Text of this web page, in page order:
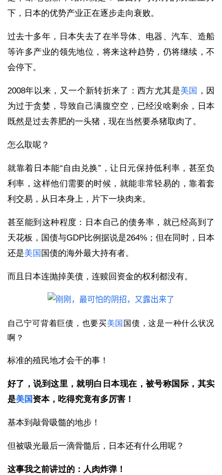
下，日本的优势产业正在逐步走向衰败。
过去十多年，日本失去了在半导体、电器、汽车、造船
等许多产业的领先地位，将来这种趋势，仍将继续，不
会停下。
2008年以来，又一个新转折来了：西方尤其是美国 ，因
为过于贪婪，导致自己满腹空空，已经没啥剩余，日本
既然是过去养肥的一头猪，现在当然要杀猪取肉了。
怎么取呢？
就靠着日本能“自由兑换”，让日元保持低利率，甚至负
利率，这样他们需要的时候，就能非常轻易的，靠着套
利交易，从日本身上，片下一块肉来。
甚至能到这种程度：日本自己的债务率，就已经高到了
天花板，国债与GDP比例据说是264%；但在同时，日本
还是美国 国债的海外最大持有者。
而且日本连抛掉美债，连赎回资金的权利都没有。
自己宁可背着巨债，也要买美国 国债，这是一种什么状况
啊？
标准的殖民地才会干的事！
好了，说到这里，就明白日本现在，被号称国际，其实
是美国 资本，吃得究竟有多厉害！
基本到敲骨吸髓的地步！
但被吸光最后一滴骨髓后，日本还有什么用呢？
这事我之前讲过的：人肉炸弹！